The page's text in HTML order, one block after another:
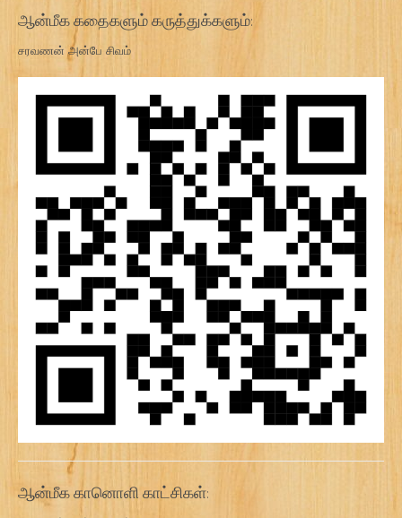
ஆன்மீக கதைகளும் கருத்துக்களும்:
சரவணன் அன்பே சிவம்
ஆன்மீக கானொளி காட்சிகள்: